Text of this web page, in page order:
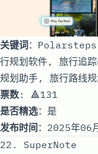
关键词：Polarsteps
行规划软件, 旅行追
规划助手, 旅行路线
票数: 🔺131
是否精选：是
发布时间 ：2025年
22. SuperNote